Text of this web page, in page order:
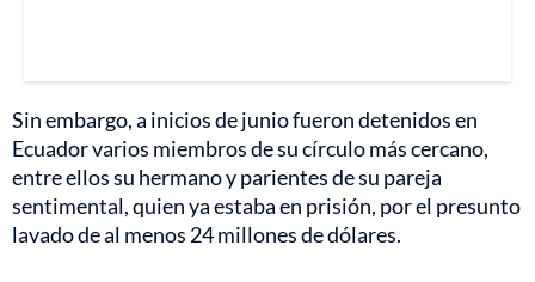
Sin embargo, a inicios de junio fueron detenidos en
Ecuador varios miembros de su círculo más cercano,
entre ellos su hermano y parientes de su pareja
sentimental, quien ya estaba en prisión, por el presunto
lavado de al menos 24 millones de dólares.